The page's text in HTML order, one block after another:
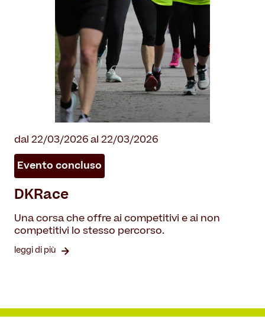
dal 22/03/2026 al 22/03/2026
Evento concluso
DKRace
Una corsa che offre ai competitivi e ai non
competitivi lo stesso percorso.
leggi di più